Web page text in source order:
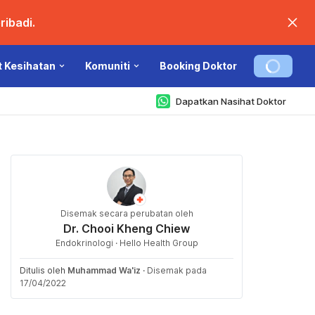
Kesihatan Komuniti Booking Doktor
Dapatkan Nasihat Doktor
Disemak secara perubatan oleh
Dr. Chooi Kheng Chiew
Endokrinologi · Hello Health Group
Ditulis oleh Muhammad Wa'iz · Disemak pada
17/04/2022